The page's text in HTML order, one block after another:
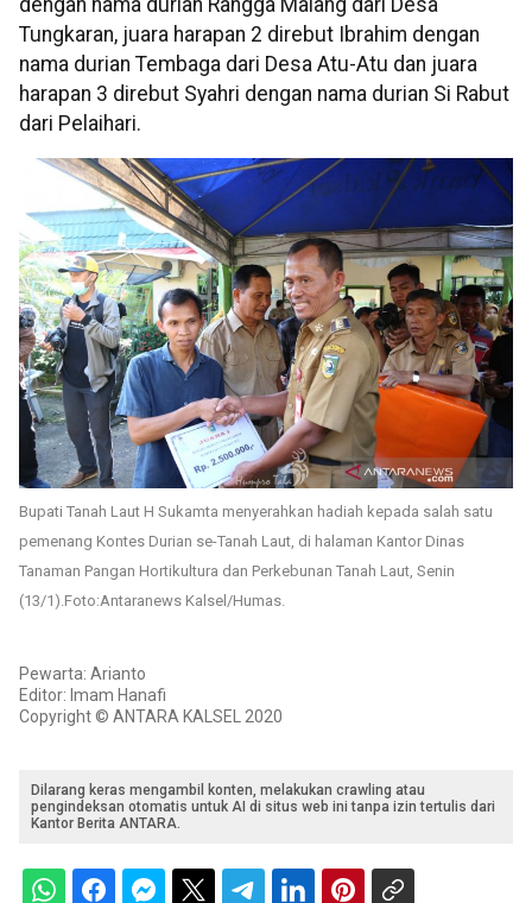
dengan nama durian Rangga Malang dari Desa
Tungkaran, juara harapan 2 direbut Ibrahim dengan
nama durian Tembaga dari Desa Atu-Atu dan juara
harapan 3 direbut Syahri dengan nama durian Si Rabut
dari Pelaihari.
Bupati Tanah Laut H Sukamta menyerahkan hadiah kepada salah satu
pemenang Kontes Durian se-Tanah Laut, di halaman Kantor Dinas
Tanaman Pangan Hortikultura dan Perkebunan Tanah Laut, Senin
(13/1).Foto:Antaranews Kalsel/Humas.
Pewarta: Arianto
Editor: Imam Hanafi
Copyright © ANTARA KALSEL 2020
Dilarang keras mengambil konten, melakukan crawling atau
pengindeksan otomatis untuk AI di situs web ini tanpa izin tertulis dari
Kantor Berita ANTARA.